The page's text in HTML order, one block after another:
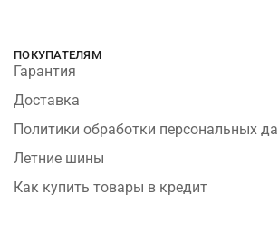
ПОКУПАТЕЛЯМ
Гарантия
Доставка
Политики обработки персональных
Летние шины
Как купить товары в кредит